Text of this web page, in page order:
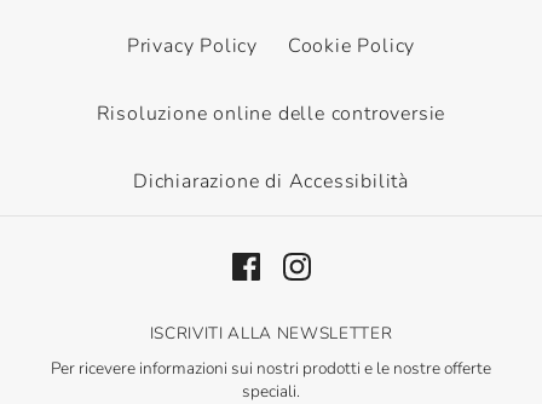
Privacy Policy Cookie Policy
Risoluzione online delle controversie
Dichiarazione di Accessibilità
ISCRIVITI ALLA NEWSLETTER
Per ricevere informazioni sui nostri prodotti e le nostre offerte
speciali.